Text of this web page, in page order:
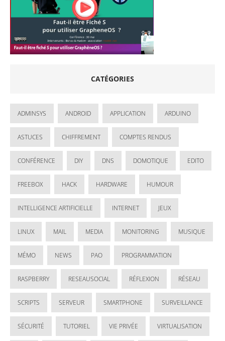
CATÉGORIES
ADMINSYS ANDROID APPLICATION ARDUINO
ASTUCES CHIFFREMENT COMPTES RENDUS
CONFÉRENCE DIY DNS DOMOTIQUE EDITO
FREEBOX HACK HARDWARE HUMOUR
INTELLIGENCE ARTIFICIELLE INTERNET JEUX
LINUX MAIL MEDIA MONITORING MUSIQUE
MÉMO NEWS PAO PROGRAMMATION
RASPBERRY RESEAUSOCIAL RÉFLEXION RÉSEAU
SCRIPTS SERVEUR SMARTPHONE SURVEILLANCE
SÉCURITÉ TUTORIEL VIE PRIVÉE VIRTUALISATION